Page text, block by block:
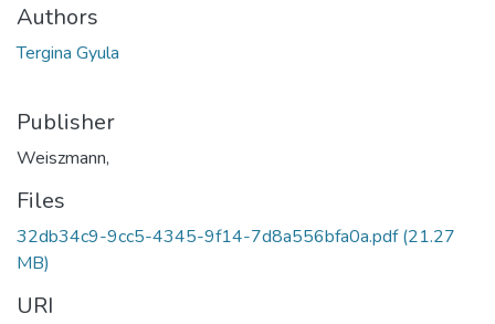
Authors
Tergina Gyula
Publisher
Weiszmann,
Files
32db34c9-9cc5-4345-9f14-7d8a556bfa0a.pdf(21.27
MB)
URI